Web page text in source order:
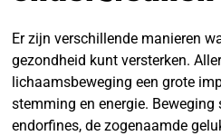
Er zijn verschillende manieren
gezondheid kunt versterken.
lichaamsbeweging een grote
stemming en energie.
endorfines, de zogenaamde